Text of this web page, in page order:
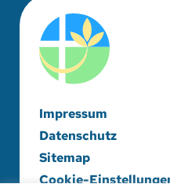
Impressum
Datenschutz
Sitemap
Cookie-